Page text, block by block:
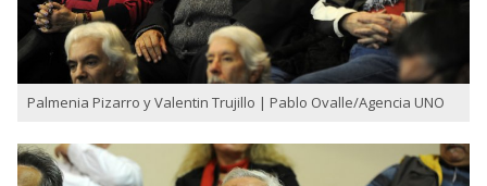
Palmenia Pizarro y Valentin Trujillo | Pablo Ovalle/Agencia UNO